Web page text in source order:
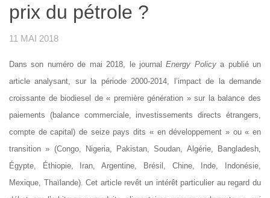
prix du pétrole ?
11 MAI 2018
Dans son numéro de mai 2018, le journalEnergy Policya publié un
article analysant, sur la période 2000-2014, l’impact de la demande
croissante de biodiesel de « première génération » sur la balance des
paiements (balance commerciale, investissements directs étrangers,
compte de capital) de seize pays dits « en développement » ou « en
transition » (Congo, Nigeria, Pakistan, Soudan, Algérie, Bangladesh,
Égypte, Éthiopie, Iran, Argentine, Brésil, Chine, Inde, Indonésie,
Mexique, Thaïlande). Cet article revêt un intérêt particulier au regard du